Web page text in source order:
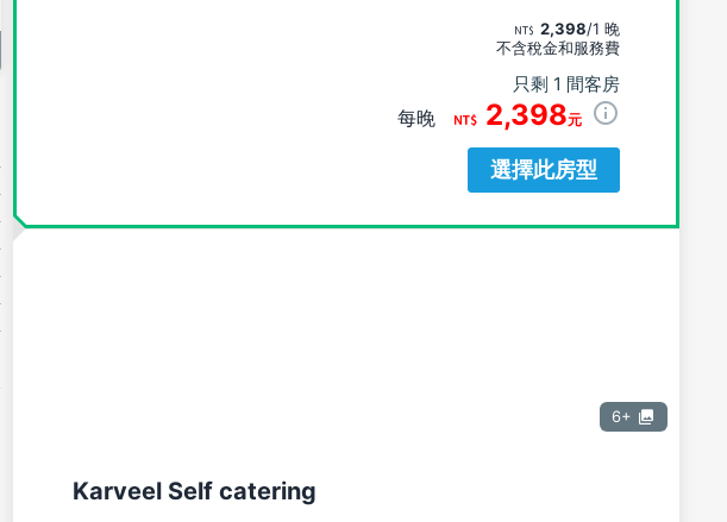
2,398/1 晚
不含稅金和服務費
只剩 1 間客房
每晚 2,398元
選擇此房型
6+
Karveel Self catering